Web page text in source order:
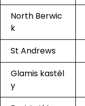
North Berwic
k
St Andrews
Glamis kastél
y